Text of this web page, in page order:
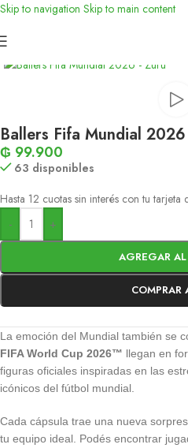
Skip to navigation Skip to main content
Inicio
Ballers Fifa Mundial
₲ 99.900
63 disponibles
Hasta 12 cuotas sin interés con tu tarjeta
-
+
AGREGAR
COMPRAR
La emoción del Mundial también se
FIFA World Cup 2026™ llegan en
figuras oficiales inspiradas en las
icónicos del fútbol mundial.
Cada cápsula trae una nueva
tu equipo ideal. Podés encontrar